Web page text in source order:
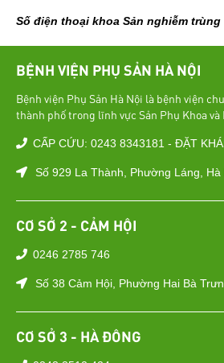
Số điện thoại khoa Sản nghiễm trùng
BỆNH VIỆN PHỤ SẢN HÀ NỘI
Bệnh viện Phụ Sản Hà Nội là bệnh viện
thành phố trong lĩnh vực Sản Phụ Khoa và
CẤP CỨU: 0243 8343181 - ĐẶT
Số 929 La Thành, Phường Láng, Hà
CƠ SỞ 2 - CẢM HỘI
0246 2785 746
Số 38 Cảm Hội, Phường Hai Bà
CƠ SỞ 3 - HÀ ĐÔNG